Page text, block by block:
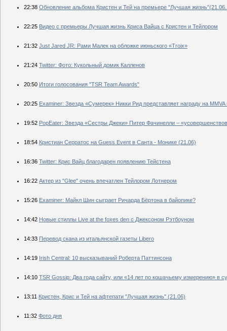
22:38 Обновление альбома Кристен и Тей на премьере "Лучшая
22:25 Видео с премьеры Лучшая жизнь Криса Вайца с Кристен и Тейлором
21:32 Just Jared JR: Рами Малек на обложке июньского «Troix»
21:24 Twitter: Фото: Кукольный домик Калленов
20:50 Итоги голосования "TSR Team Awards"
20:25 Examiner: Звезда «Сумерек» Никки Рид представляет награду на MMVA
19:52 PopEater: Звезда «Сестры Джеки» Питер Фачинелли –
18:54 Кристиан Серратос на Guess Event в Санта - Монике (21.06)
16:36 Twitter: Крис Вайц благодарен появлению Тейстена
16:22 Актер из "Glee" очень впечатлен Тейлором Лотнером
15:26 Еxaminer: Майкл Шин сыграет Ричарда Бёртона в байопике?
14:42 Новые стиллы Live at the foxes den с Джексоном Рэтбоуном
14:33 Перевод скана из итальянской газеты Libero
14:19 Irish Central: 10 высказываний Роберта Паттинсона
14:10 TSR Gossip: Два года сайту, или «14 лет по кошачьему измерению» в
13:11 Кристен, Крис и Тей на афтепати "Лучшая жизнь" (21.06)
11:32 Фото дня